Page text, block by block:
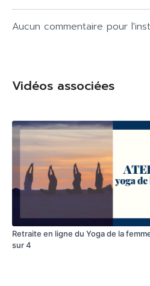
Aucun commentaire pour
Vidéos associées
Retraite en ligne du Yoga de la
sur 4